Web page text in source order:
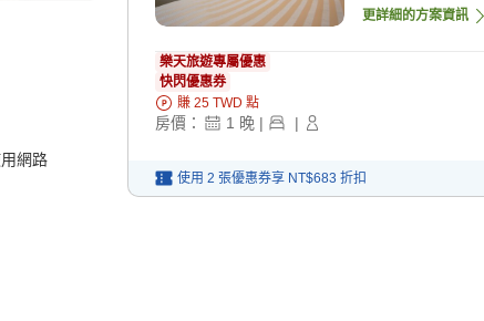
網路
更詳細的方案資訊
樂天旅遊專屬優惠
快閃優惠券
賺 25 TWD 點
房價： 1 晚 | |
使用 2 張優惠券享 NT$683 折扣